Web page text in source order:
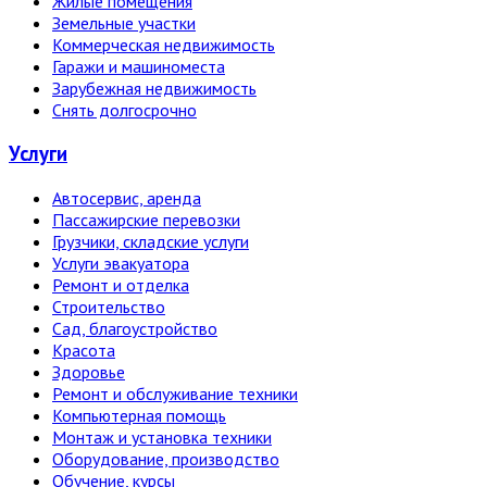
Земельные участки
Коммерческая недвижимость
Гаражи и машиноместа
Зарубежная недвижимость
Снять долгосрочно
Услуги
Автосервис, аренда
Пассажирские перевозки
Грузчики, складские услуги
Услуги эвакуатора
Ремонт и отделка
Строительство
Сад, благоустройство
Красота
Здоровье
Ремонт и обслуживание техники
Компьютерная помощь
Монтаж и установка техники
Оборудование, производство
Обучение, курсы